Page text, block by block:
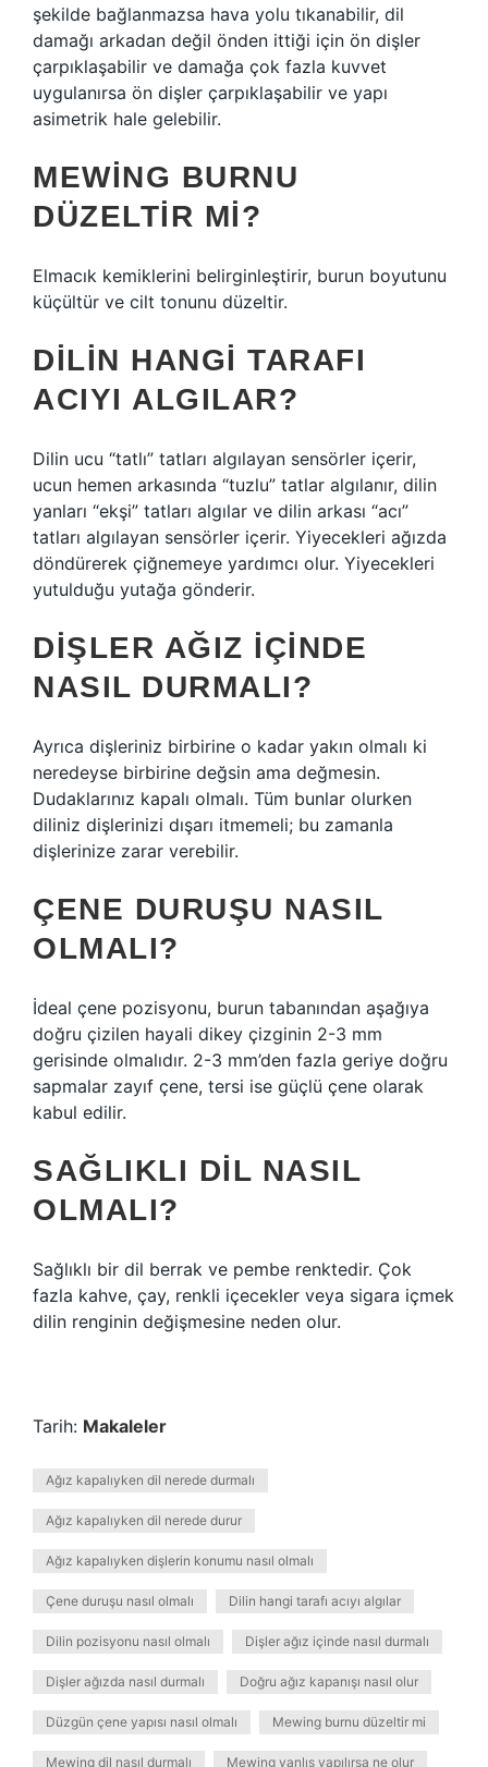
şekilde bağlanmazsa hava yolu tıkanabilir, dil
damağı arkadan değil önden ittiği için ön dişler
çarpıklaşabilir ve damağa çok fazla kuvvet
uygulanırsa ön dişler çarpıklaşabilir ve yapı
asimetrik hale gelebilir.
MEWING BURNU
DÜZELTIR MI?
Elmacık kemiklerini belirginleştirir, burun boyutunu
küçültür ve cilt tonunu düzeltir.
DILIN HANGI TARAFI
ACIYI ALGILAR?
Dilin ucu “tatlı” tatları algılayan sensörler içerir,
ucun hemen arkasında “tuzlu” tatlar algılanır, dilin
yanları “ekşi” tatları algılar ve dilin arkası “acı”
tatları algılayan sensörler içerir. Yiyecekleri ağızda
döndürerek çiğnemeye yardımcı olur. Yiyecekleri
yutulduğu yutağa gönderir.
DIŞLER AĞIZ IÇINDE
NASIL DURMALI?
Ayrıca dişleriniz birbirine o kadar yakın olmalı ki
neredeyse birbirine değsin ama değmesin.
Dudaklarınız kapalı olmalı. Tüm bunlar olurken
diliniz dişlerinizi dışarı itmemeli; bu zamanla
dişlerinize zarar verebilir.
ÇENE DURUŞU NASIL
OLMALI?
İdeal çene pozisyonu, burun tabanından aşağıya
doğru çizilen hayali dikey çizginin 2-3 mm
gerisinde olmalıdır. 2-3 mm’den fazla geriye doğru
sapmalar zayıf çene, tersi ise güçlü çene olarak
kabul edilir.
SAĞLIKLI DIL NASIL
OLMALI?
Sağlıklı bir dil berrak ve pembe renktedir. Çok
fazla kahve, çay, renkli içecekler veya sigara içmek
dilin renginin değişmesine neden olur.
Tarih: Makaleler
Ağız kapalıyken dil nerede durmalı
Ağız kapalıyken dil nerede durur
Ağız kapalıyken dişlerin konumu nasıl olmalı
Çene duruşu nasıl olmalı Dilin hangi tarafı acıyı algılar
Dilin pozisyonu nasıl olmalı Dişler ağız içinde nasıl durmalı
Dişler ağızda nasıl durmalı Doğru ağız kapanışı nasıl olur
Düzgün çene yapısı nasıl olmalı Mewing burnu düzeltir mi
Mewing dil nasıl durmalı Mewing yanlış yapılırsa ne olur